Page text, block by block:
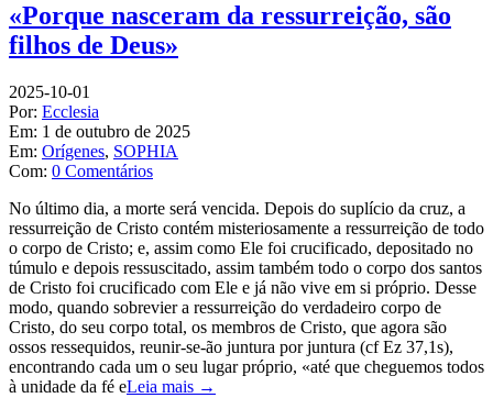
«Porque nasceram da ressurreição, são
filhos de Deus»
2025-10-01
Por: Ecclesia
Em: 1 de outubro de 2025
Em: Orígenes, SOPHIA
Com: 0 Comentários
No último dia, a morte será vencida. Depois do suplício da cruz, a
ressurreição de Cristo contém misteriosamente a ressurreição de todo
o corpo de Cristo; e, assim como Ele foi crucificado, depositado no
túmulo e depois ressuscitado, assim também todo o corpo dos santos
de Cristo foi crucificado com Ele e já não vive em si próprio. Desse
modo, quando sobrevier a ressurreição do verdadeiro corpo de
Cristo, do seu corpo total, os membros de Cristo, que agora são
ossos ressequidos, reunir-se-ão juntura por juntura (cf Ez 37,1s),
encontrando cada um o seu lugar próprio, «até que cheguemos todos
à unidade da fé eLeia mais →